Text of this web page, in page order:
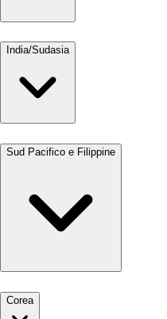
India/Sudasia
Sud Pacifico e Filippine
Corea